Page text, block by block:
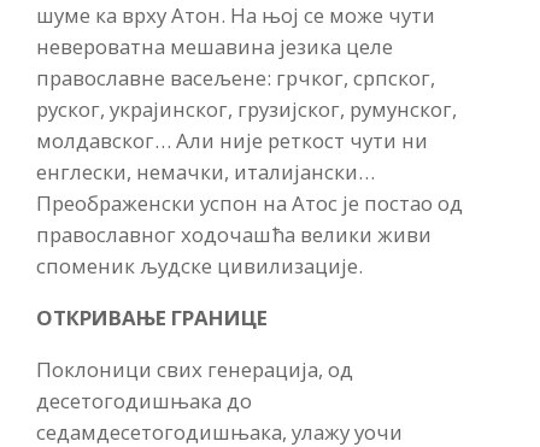
шуме ка врху Атон. На њој се може чути
невероватна мешавина језика целе
православне васељене: грчког, српског,
руског, украјинског, грузијског, румунског,
молдавског… Али није реткост чути ни
енглески, немачки, италијански…
Преображенски успон на Атос је постао од
православног ходочашћа велики живи
споменик људске цивилизације.
ОТКРИВАЊЕ ГРАНИЦЕ
Поклоници свих генерација, од
десетогодишњака до
седамдесетогодишњака, улажу уочи